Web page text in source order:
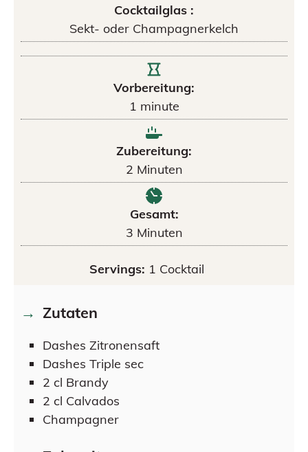
Cocktailglas :
Sekt- oder Champagnerkelch
Vorbereitung:
1 minute
Zubereitung:
2 Minuten
Gesamt:
3 Minuten
Servings: 1 Cocktail
Zutaten
Dashes Zitronensaft
Dashes Triple sec
2 cl Brandy
2 cl Calvados
Champagner